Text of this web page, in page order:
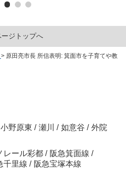
ージトップへ
> 原田亮市長 所信表明: 箕面市を子育てや教
小野原東 / 瀬川 / 如意谷 / 外院
レール彩都 / 阪急箕面線 /
千里線 / 阪急宝塚本線